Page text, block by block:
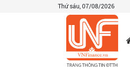
Thứ sáu, 07/08/2026